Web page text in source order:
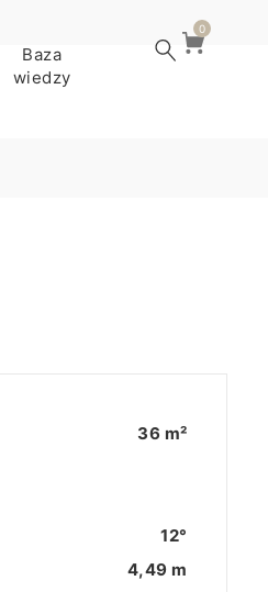
Baza
wiedzy
0
36 m²
12°
4,49 m